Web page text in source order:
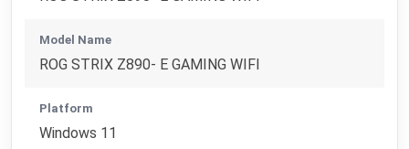
Model Name
ROG STRIX Z890- E GAMING WIFI
Platform
Windows 11